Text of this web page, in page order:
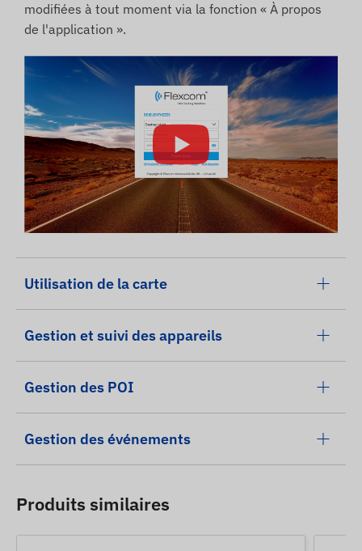
modifiées à tout moment via la fonction « À propos
de l'application ».
Utilisation de la carte
Gestion et suivi des appareils
Gestion des POI
Gestion des événements
Produits similaires